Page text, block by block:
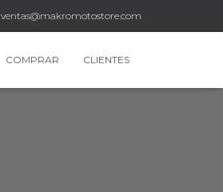
ventas@makromotostore.com
COMPRAR CLIENTES